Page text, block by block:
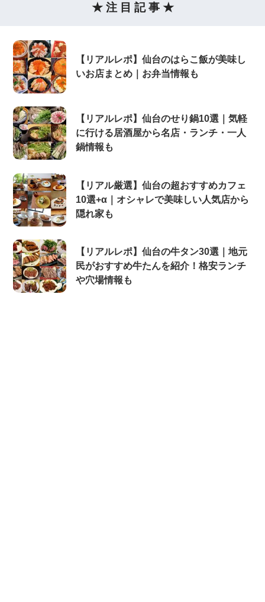
★ 注 目 記 事 ★
【リアルレポ】仙台のはらこ飯が美味し
いお店まとめ｜お弁当情報も
【リアルレポ】仙台のせり鍋10選｜気軽
に行ける居酒屋から名店・ランチ・一人
鍋情報も
【リアル厳選】仙台の超おすすめカフェ
10選+α｜オシャレで美味しい人気店から
隠れ家も
【リアルレポ】仙台の牛タン30選｜地元
民がおすすめ牛たんを紹介！格安ランチ
や穴場情報も